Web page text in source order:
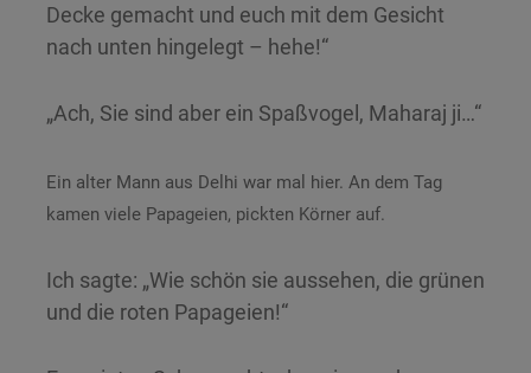
Decke gemacht und euch mit dem Gesicht
nach unten hingelegt – hehe!“
„Ach, Sie sind aber ein Spaßvogel, Maharaj ji…“
Ein alter Mann aus Delhi war mal hier. An dem Tag
kamen viele Papageien, pickten Körner auf.
Ich sagte: „Wie schön sie aussehen, die grünen
und die roten Papageien!“